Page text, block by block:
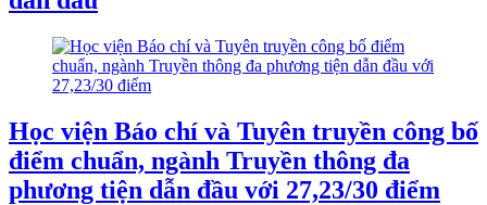
Học viện Báo chí và Tuyên truyền công bố
điểm chuẩn, ngành Truyền thông đa
phương tiện dẫn đầu với 27,23/30 điểm